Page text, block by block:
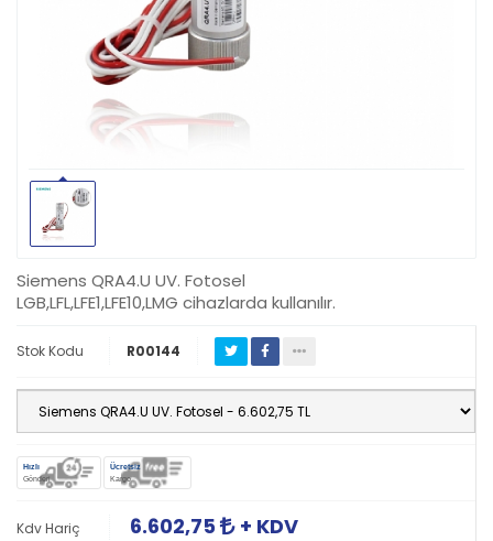
Siemens QRA4.U UV. Fotosel
LGB,LFL,LFE1,LFE10,LMG cihazlarda kullanılır.
Stok Kodu R00144
Hızlı
Gönderi
Ücretsiz
Kargo
Kdv Hariç 6.602,75 + KDV